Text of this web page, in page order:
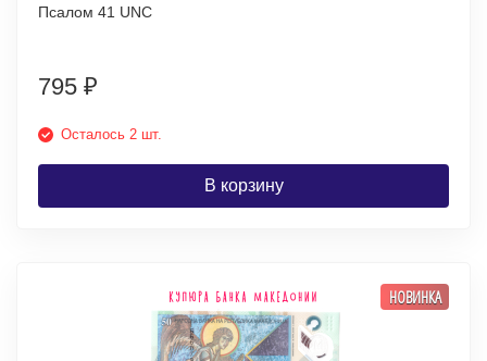
Псалом 41 UNC
795 ₽
Осталось 2 шт.
В корзину
НОВИНКА